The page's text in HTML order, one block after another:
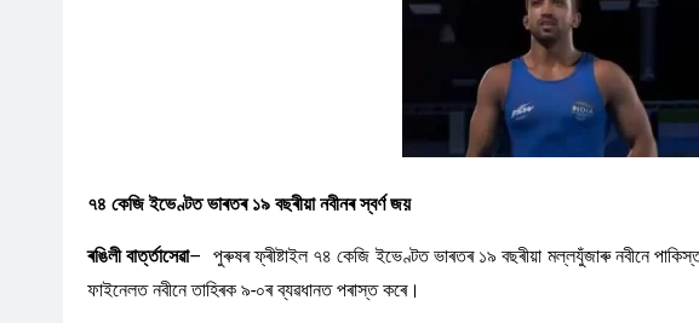
৭৪ কেজি ইভেণ্টত ভাৰতৰ ১৯ বছৰীয়া নবীনৰ স্বৰ্ণ জয়
ৰঙিলী বাৰ্ত্তাসেৱা– পুৰুষৰ ফ্ৰীষ্টাইল ৭৪ কেজি ইভেণ্টত ভাৰতৰ ১৯ বছৰীয়া মল্লযুঁজাৰু নবীনে
ফাইনেলত নবীনে তাহিৰক ৯-০ৰ ব্যৱধানত পৰাস্ত কৰে।